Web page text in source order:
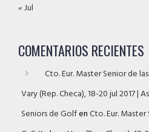
« Jul
COMENTARIOS RECIENTES
Cto. Eur. Master Senior de
Vary (Rep. Checa), 18-20 jul 2017 |
Seniors de GolfenCto. Eur.